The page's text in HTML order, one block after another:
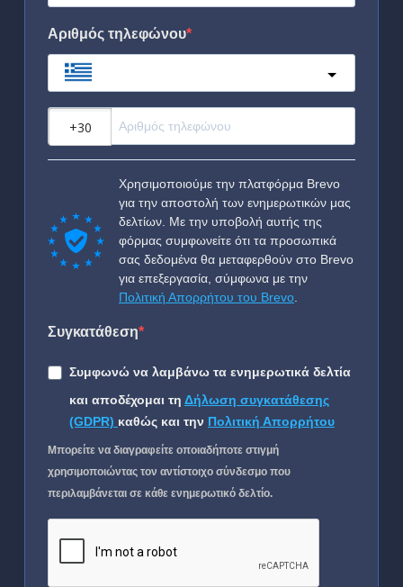
Αριθμός τηλεφώνου
Χρησιμοποιούμε την πλατφόρμα Brevo
για την αποστολή των ενημερωτικών μας
δελτίων. Με την υποβολή αυτής της
φόρμας συμφωνείτε ότι τα προσωπικά
σας δεδομένα θα μεταφερθούν στο Brevo
για επεξεργασία, σύμφωνα με την
Πολιτική Απορρήτου του Brevo
Συγκατάθεση
Συμφωνώ να λαμβάνω τα ενημερωτικά δελτία
και αποδέχομαι τη Δήλωση συγκατάθεσης
(GDPR) καθώς και την Πολιτική Απορρήτου
Μπορείτε να διαγραφείτε οποιαδήποτε στιγμή
χρησιμοποιώντας τον αντίστοιχο σύνδεσμο που
περιλαμβάνεται σε κάθε ενημερωτικό δελτίο.